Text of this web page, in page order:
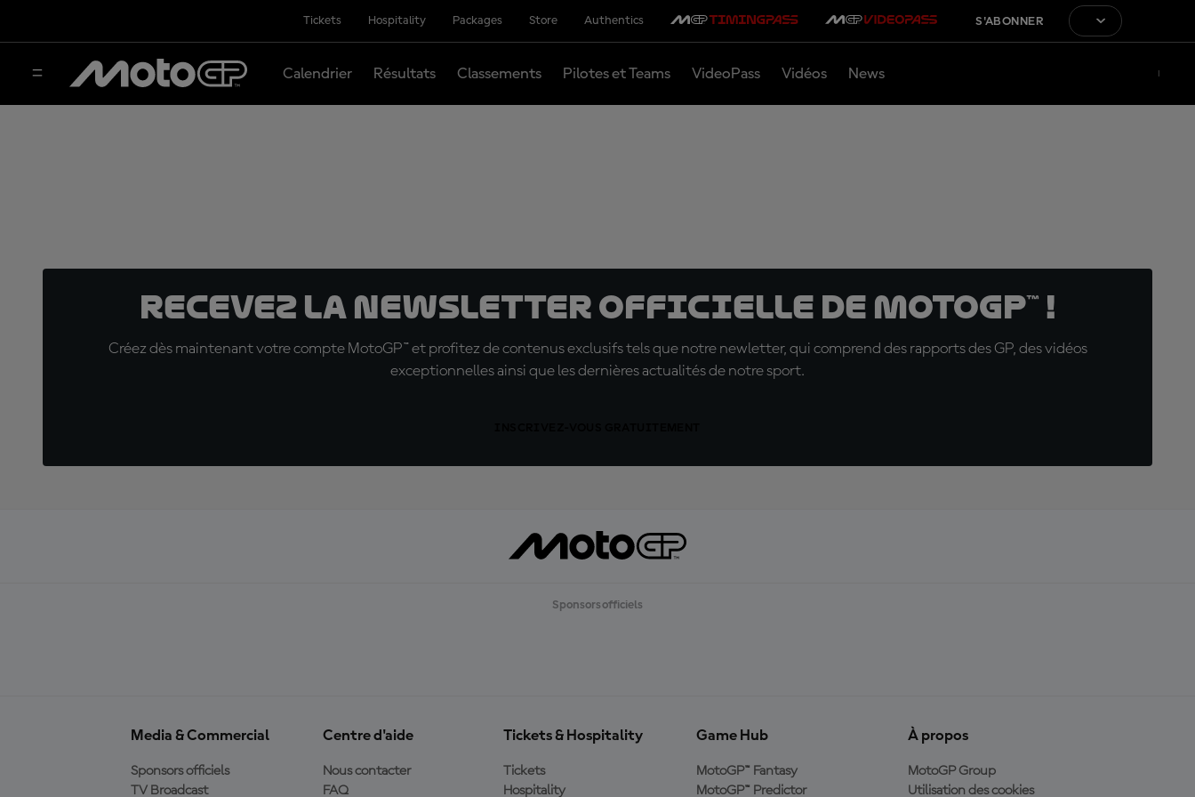
Tickets Hospitality Packages Store Authentics S'ABONNER
Calendrier Résultats Classements Pilotes et Teams VideoPass Vidéos News
Recevez la Newsletter officielle de MotoGP™ !
Créez dès maintenant votre compte MotoGP™ et profitez de contenus exclusifs tels que notre newletter, qui comprend des rapports des GP, des vidéos
exceptionnelles ainsi que les dernières actualités de notre sport.
Sponsors officiels
Media & Commercial
Sponsors officiels
TV Broadcast
Centre d'aide
Nous contacter
FAQ
Tickets & Hospitality
Tickets
Hospitality
Game Hub
MotoGP™ Fantasy
MotoGP™ Predictor
À propos
MotoGP Group
Utilisation des cookies